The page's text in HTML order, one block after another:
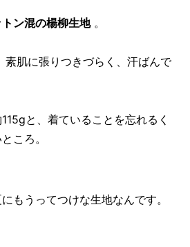
トン混の楊柳生地。
素肌に張りつきづらく、汗ばんで
と、着ていることを忘れるく
ころ。
もうってつけな生地なんです。